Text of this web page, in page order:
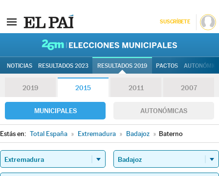
SUSCRÍBETE
NOTICIAS RESULTADOS 2023 RESULTADOS 2019 PACTOS
2019 2015 2011 2007
MUNICIPALES AUTONÓMICAS
Estás en: Total España » Extremadura » Badajoz » Baterno